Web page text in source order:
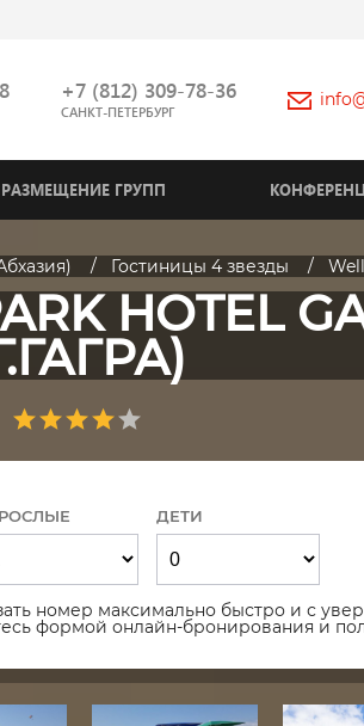
+7 (812) 309-78-36
САНКТ-ПЕТЕРБУРГ
РАЗМЕЩЕНИЕ ГРУПП
Гостиницы 4 звезды
HOTEL
ДЕТИ
номер максимально быстро и с
формой онлайн-бронирования и